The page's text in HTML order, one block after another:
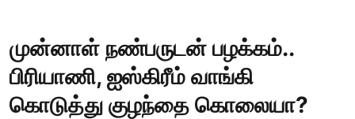
முன்னாள் நண்பருடன் பழக்கம்..
பிரியாணி, ஐஸ்கிரீம் வாங்கி
கொடுத்து குழந்தை கொலையா?